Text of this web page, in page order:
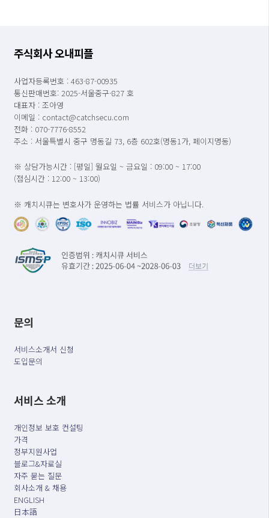
주식회사 오내피플
사업자등록번호 : 463-87-00935
통신판매번호: 2025-서울중구-827 호
대표자 : 조아영
이메일 : contact@catchsecu.com
전화 : 070-7776-8552
주소 : 서울특별시 중구 명동길 73, 6층 602호(명동1가, 페이지명동)
※ 상담가능시간 : [평일] 월요일 ~ 금요일 : 09:00 ~ 17:00
(점심시간 : 12:00 ~ 13:00)
※ 캐치시큐는 변호사가 운영하는 법률 서비스가 아닙니다.
문의
서비스소개서 신청
도입문의
서비스 소개
개인정보 보호 컨설팅
가격
정부지원사업
블로그&자료실
자주 묻는 질문
회사소개 & 채용
ENGLISH
日本語